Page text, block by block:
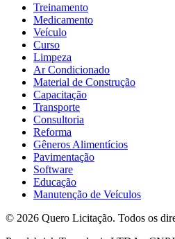
Treinamento
Medicamento
Veículo
Curso
Limpeza
Ar Condicionado
Material de Construção
Capacitação
Transporte
Consultoria
Reforma
Gêneros Alimentícios
Pavimentação
Software
Educação
Manutenção de Veículos
© 2026 Quero Licitação. Todos os